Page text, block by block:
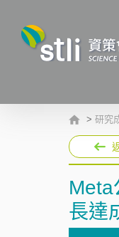
> 研究
Meta
長達